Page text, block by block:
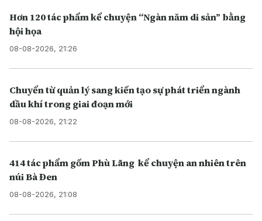
Hơn 120 tác phẩm kể chuyện “Ngàn năm di sản” bằng
hội họa
08-08-2026, 21:26
Chuyển từ quản lý sang kiến tạo sự phát triển ngành
dầu khí trong giai đoạn mới
08-08-2026, 21:22
414 tác phẩm gốm Phù Lãng kể chuyện an nhiên trên
núi Bà Đen
08-08-2026, 21:08